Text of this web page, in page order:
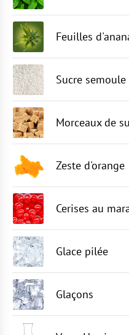
Feuilles
Sucre semoule
Morceaux de
Zeste d'orange
Cerises au
Glace pilée
Glaçons